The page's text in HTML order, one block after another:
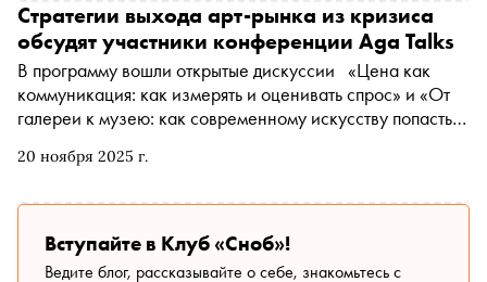
20 ноября 2025 г.
Стратегии выхода арт-рынка из кризиса
обсудят участники конференции Aga Talks
В программу вошли открытые дискуссии «Цена как
коммуникация: как измерять и оценивать спрос» и «От
галереи к музею: как современному искусству попасть в
Вступайте в Клуб «Сноб»!
Ведите блог, рассказывайте о себе, знакомьтесь с